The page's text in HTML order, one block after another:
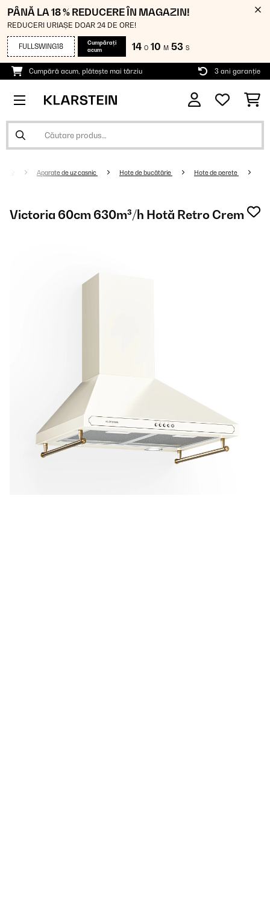
PÂNĂ LA 18 % REDUCERE ÎN MAGAZIN!
REDUCERI URIAȘE DOAR 24 DE ORE!
FULLSWING18
Cumpărați
acum
14 O 10 M 52 S
Cumpără acum, plătește mai târziu 3 ani garanție
Aparate de uz casnic Hote de bucătărie Hote de perete
Victoria 60cm 630m³/h Hotă Retro Crem